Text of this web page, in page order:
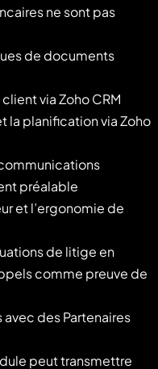
ne sont pas
de documents
via Zoho CRM
la planification via Zoho
préalable
et l’ergonomie de
de litige en
comme preuve de
des Partenaires
peut transmettre